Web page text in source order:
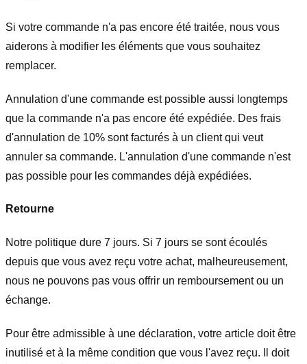
Si votre commande n'a pas encore été traitée, nous vous
aiderons à modifier les éléments que vous souhaitez
remplacer.
Annulation d'une commande est possible aussi longtemps
que la commande n'a pas encore été expédiée. Des frais
d'annulation de 10% sont facturés à un client qui veut
annuler sa commande. L'annulation d'une commande n'est
pas possible pour les commandes déjà expédiées.
Retourne
Notre politique dure 7 jours. Si 7 jours se sont écoulés
depuis que vous avez reçu votre achat, malheureusement,
nous ne pouvons pas vous offrir un remboursement ou un
échange.
Pour être admissible à une déclaration, votre article doit être
inutilisé et à la même condition que vous l'avez reçu. Il doit